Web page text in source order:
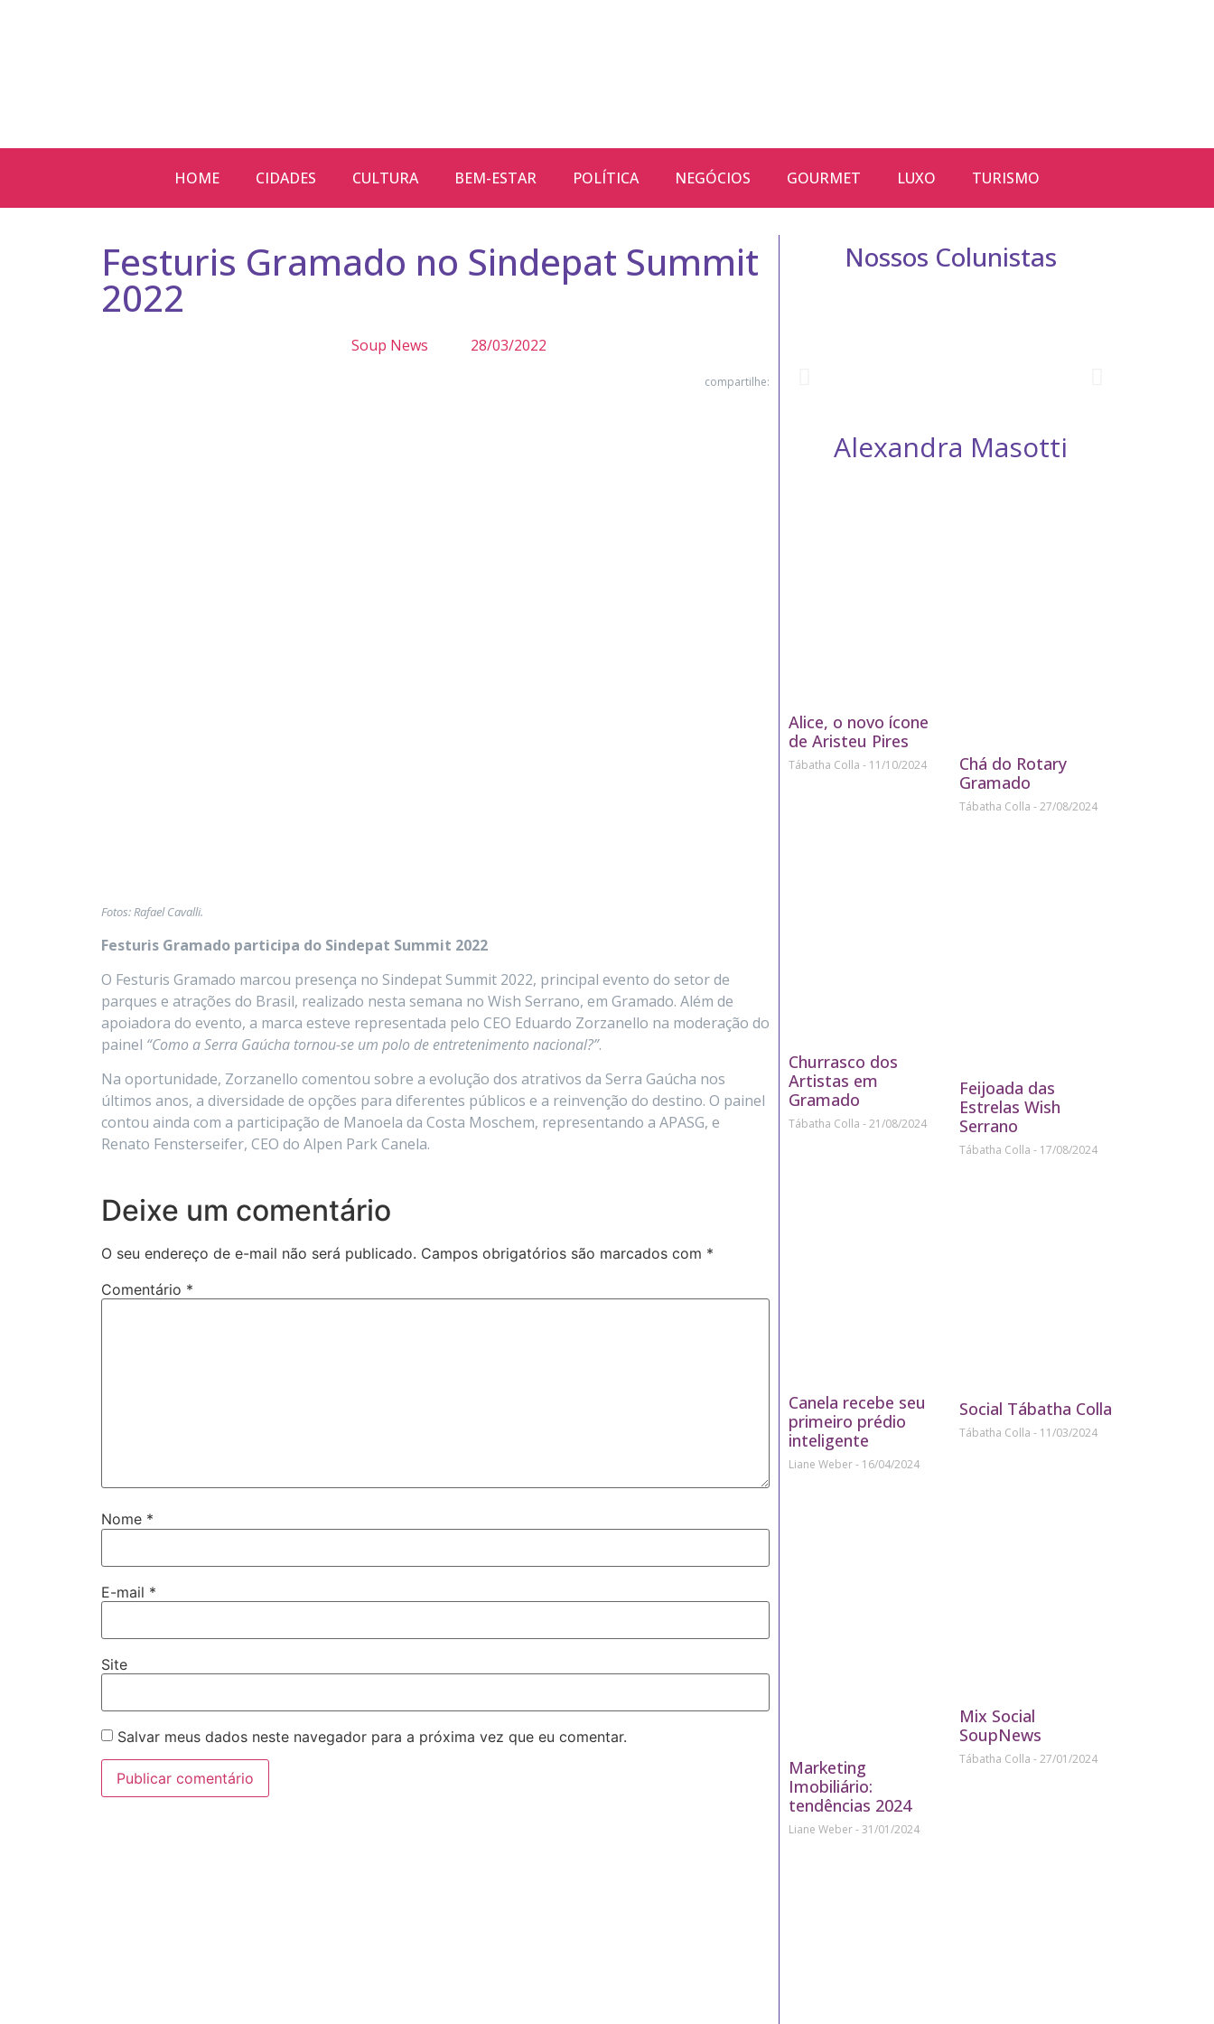
HOME CIDADES CULTURA BEM-ESTAR POLÍTICA NEGÓCIOS GOURMET LUXO TURISMO
Festuris Gramado no Sindepat Summit
2022
Soup News 28/03/2022
compartilhe:
Fotos: Rafael Cavalli.
Festuris Gramado participa do Sindepat Summit 2022
O Festuris Gramado marcou presença no Sindepat Summit 2022, principal evento do setor de
parques e atrações do Brasil, realizado nesta semana no Wish Serrano, em Gramado. Além de
apoiadora do evento, a marca esteve representada pelo CEO Eduardo Zorzanello na moderação do
painel “Como a Serra Gaúcha tornou-se um polo de entretenimento nacional?”.
Na oportunidade, Zorzanello comentou sobre a evolução dos atrativos da Serra Gaúcha nos
últimos anos, a diversidade de opções para diferentes públicos e a reinvenção do destino. O painel
contou ainda com a participação de Manoela da Costa Moschem, representando a APASG, e
Renato Fensterseifer, CEO do Alpen Park Canela.
Deixe um comentário
O seu endereço de e-mail não será publicado. Campos obrigatórios são marcados com *
Comentário *
Nome *
E-mail *
Site
Salvar meus dados neste navegador para a próxima vez que eu comentar.
Nossos Colunistas
Alexandra Masotti
Alice, o novo ícone
de Aristeu Pires
Tábatha Colla 11/10/2024
Chá do Rotary
Gramado
Tábatha Colla 27/08/2024
Churrasco dos
Artistas em
Gramado
Tábatha Colla 21/08/2024
Feijoada das
Estrelas Wish
Serrano
Tábatha Colla 17/08/2024
Canela recebe seu
primeiro prédio
inteligente
Liane Weber 16/04/2024
Social Tábatha Colla
Tábatha Colla 11/03/2024
Marketing
Imobiliário:
tendências 2024
Liane Weber 31/01/2024
Mix Social
SoupNews
Tábatha Colla 27/01/2024